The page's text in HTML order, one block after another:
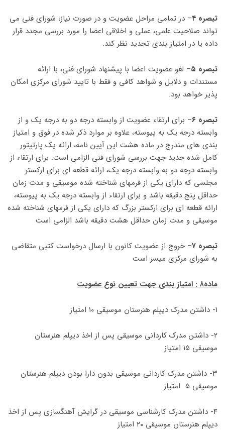
تبصره ۴
– در تمامی مراحل عضویت و در صورت نیاز، شورای فنی می
تواند صلاحیت علمی، عملی و اخلاقی اعضا را مورد بررسی مجدد قرار
داده یا در امتیاز بندی تجدید نظر کند.
تبصره ۵
– لغو عضویت اعضا با پیشنهاد شورای فنی، با ارائه
مستندات و دلایل و شواهد کافی و فقط با تایید شورای مرکزی امکان
پذیر خواهد بود.
تبصره ۶
– برای ارتقاء عضویت از وابسته درجه دو به درجه یک و از
وابسته درجه یک به پیوسته، علاوه بر موارد ذکر شده در فوق و امتیاز
بندی های مندرج در ماده هشت این آیین نامه، ارائه یک پارتیتور
کامل شده جدید جهت بررسی شورای فنی الزامی است. برای ارتقاء از
وابسته درجه دو به وابسته درجه یک، ارائه قطعه ای برای ارکستر
مجلسی که دارای یکی از فرمهای شناخته شده موسیقی و مدت زمان
حداقل پنج دقیقه باشد و برای ارتقاء از وابسته درجه یک به پیوسته،
ارائه قطعه ای برای ارکستر بزرگ که دارای یکی از فرمهای شناخته شده
موسیقی و مدت زمان حداقل هشت دقیقه باشد الزامی است
تبصره ۷
– خروج از عضویت کانون با ارسال درخواست کتبی متقاضی
به شورای مرکزی میسر است
ماده۸ : امتیاز بندی جهت تعیین نوع عضویت
۱- داشتن مدرک دیپلم هنرستان موسیقی ۱۰ امتیاز
۲- داشتن مدرک کاردانی موسیقی پس از اخذ دیپلم هنرستان
موسیقی ۱۵ امتیاز
۳- داشتن مدرک کاردانی موسیقی بدون دارا بودن دیپلم هنرستان
موسیقی ۵ امتیاز
۴- داشتن مدرک کارشناسی موسیقی در گرایش آهنگسازی پس از اخذ
دیپلم هنرستان موسیقی ۲۰ امتیاز